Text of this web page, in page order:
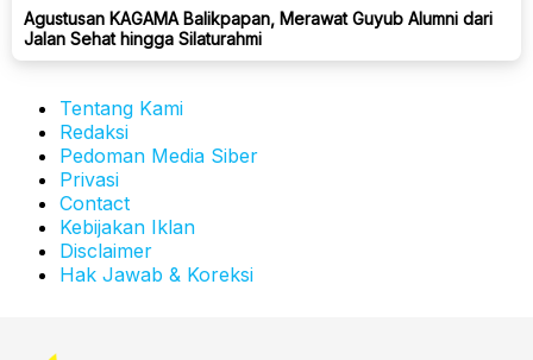
Agustusan KAGAMA Balikpapan, Merawat Guyub Alumni dari
Jalan Sehat hingga Silaturahmi
Tentang Kami
Redaksi
Pedoman Media Siber
Privasi
Contact
Kebijakan Iklan
Disclaimer
Hak Jawab & Koreksi